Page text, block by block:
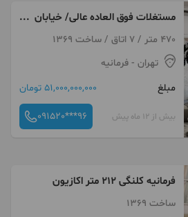
مستغلات فوق العاده عالی/ خیابان
امام رضا مشهد
470 متر / 7 اتاق / ساخت 1369
تهران - فرمانیه
مبلغ
51,000,000,000 تومان
بیش از 12 ماه پیش 091520***96
فرمانیه کلنگی ۲۱۲ متر اکازیون
ساخت 1369